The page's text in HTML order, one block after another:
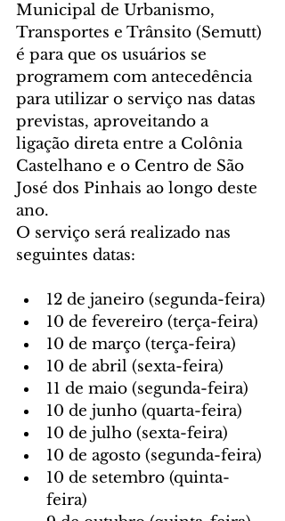
Municipal de Urbanismo,
Transportes e Trânsito (Semutt)
é para que os usuários se
programem com antecedência
para utilizar o serviço nas datas
previstas, aproveitando a
ligação direta entre a Colônia
Castelhano e o Centro de São
José dos Pinhais ao longo deste
ano.
O serviço será realizado nas
seguintes datas:
12 de janeiro (segunda-feira)
10 de fevereiro (terça-feira)
10 de março (terça-feira)
10 de abril (sexta-feira)
11 de maio (segunda-feira)
10 de junho (quarta-feira)
10 de julho (sexta-feira)
10 de agosto (segunda-feira)
10 de setembro (quinta-
feira)